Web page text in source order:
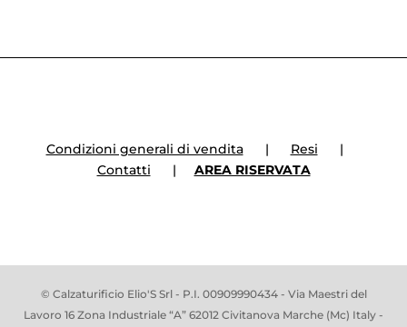
Condizioni generali di vendita| Resi |
Contatti | AREA RISERVATA
© Calzaturificio Elio'S Srl - P.I. 00909990434 - Via Maestri del
Lavoro 16 Zona Industriale “A” 62012 Civitanova Marche (Mc) Italy -